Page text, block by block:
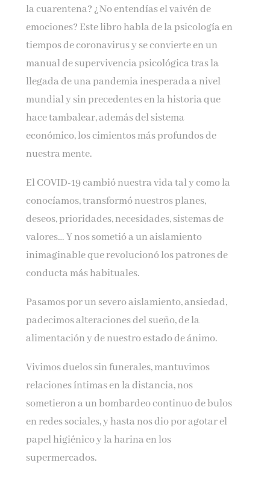
la cuarentena? ¿No entendías el vaivén de
emociones? Este libro habla de la psicología en
tiempos de coronavirus y se convierte en un
manual de supervivencia psicológica tras la
llegada de una pandemia inesperada a nivel
mundial y sin precedentes en la historia que
hace tambalear, además del sistema
económico, los cimientos más profundos de
nuestra mente.
El COVID-19 cambió nuestra vida tal y como la
conocíamos, transformó nuestros planes,
deseos, prioridades, necesidades, sistemas de
valores… Y nos sometió a un aislamiento
inimaginable que revolucionó los patrones de
conducta más habituales.
Pasamos por un severo aislamiento, ansiedad,
padecimos alteraciones del sueño, de la
alimentación y de nuestro estado de ánimo.
Vivimos duelos sin funerales, mantuvimos
relaciones íntimas en la distancia, nos
sometieron a un bombardeo continuo de bulos
en redes sociales, y hasta nos dio por agotar el
papel higiénico y la harina en los
supermercados.
Por favor, acepta los
de privacidad